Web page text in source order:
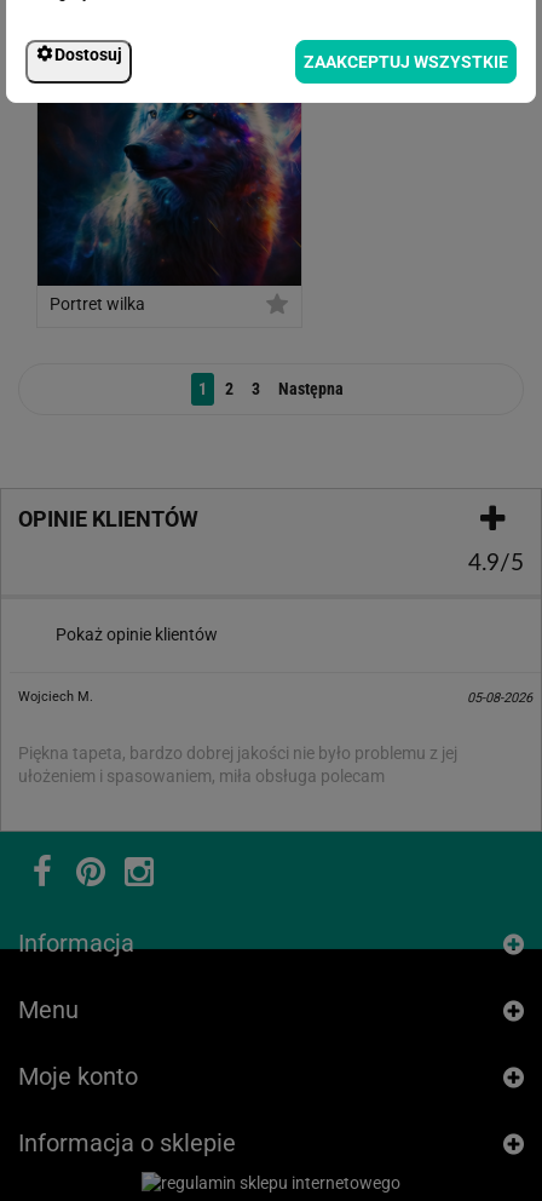
Portret wilka
1 2 3 Następna
OPINIE KLIENTÓW
4.9/5
Pokaż opinie klientów
Wojciech M. 05-08-2026
Piękna tapeta, bardzo dobrej jakości nie było problemu z jej
ułożeniem i spasowaniem, miła obsługa polecam
Informacja
Menu
Moje konto
Informacja o sklepie
Dostosuj ZAAKCEPTUJ WSZYSTKIE